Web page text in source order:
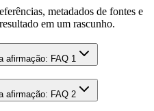
metadados de fontes e
em um rascunho.
afirmação: FAQ 1
afirmação: FAQ 2